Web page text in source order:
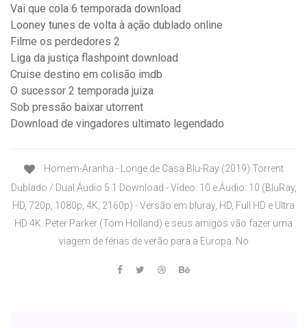
Vai que cola 6 temporada download
Looney tunes de volta à ação dublado online
Filme os perdedores 2
Liga da justiça flashpoint download
Cruise destino em colisão imdb
O sucessor 2 temporada juiza
Sob pressão baixar utorrent
Download de vingadores ultimato legendado
Homem-Aranha - Longe de Casa Blu-Ray (2019) Torrent
Dublado / Dual Áudio 5.1 Download - Vídeo: 10 e Áudio: 10 (BluRay,
HD, 720p, 1080p, 4K, 2160p) - Versão em bluray, HD, Full HD e Ultra
HD 4K. Peter Parker (Tom Holland) e seus amigos vão fazer uma
viagem de férias de verão para a Europa. No